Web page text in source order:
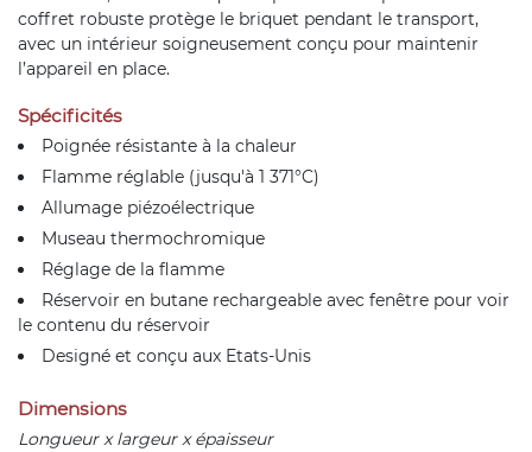
coffret robuste protège le briquet pendant le transport,
avec un intérieur soigneusement conçu pour maintenir
l’appareil en place.
Spécificités
Poignée résistante à la chaleur
Flamme réglable (jusqu'à 1 371°C)
Allumage piézoélectrique
Museau thermochromique
Réglage de la flamme
Réservoir en butane rechargeable avec fenêtre pour voir
le contenu du réservoir
Designé et conçu aux Etats-Unis
Dimensions
Longueur x largeur x épaisseur